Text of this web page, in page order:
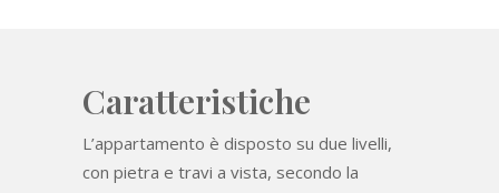
Caratteristiche
L’appartamento è disposto su due livelli,
con pietra e travi a vista, secondo la